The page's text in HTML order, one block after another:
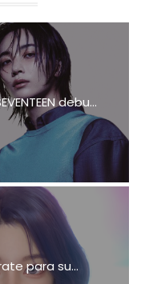
debu...
para su...